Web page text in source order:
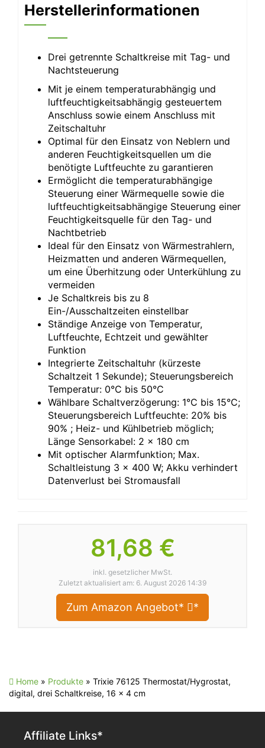
Herstellerinformationen
Drei getrennte Schaltkreise mit Tag- und
Nachtsteuerung
Mit je einem temperaturabhängig und
luftfeuchtigkeitsabhängig gesteuertem
Anschluss sowie einem Anschluss mit
Zeitschaltuhr
Optimal für den Einsatz von Neblern und
anderen Feuchtigkeitsquellen um die
benötigte Luftfeuchte zu garantieren
Ermöglicht die temperaturabhängige
Steuerung einer Wärmequelle sowie die
luftfeuchtigkeitsabhängige Steuerung einer
Feuchtigkeitsquelle für den Tag- und
Nachtbetrieb
Ideal für den Einsatz von Wärmestrahlern,
Heizmatten und anderen Wärmequellen,
um eine Überhitzung oder Unterkühlung zu
vermeiden
Je Schaltkreis bis zu 8
Ein-/Ausschaltzeiten einstellbar
Ständige Anzeige von Temperatur,
Luftfeuchte, Echtzeit und gewählter
Funktion
Integrierte Zeitschaltuhr (kürzeste
Schaltzeit 1 Sekunde); Steuerungsbereich
Temperatur: 0°C bis 50°C
Wählbare Schaltverzögerung: 1°C bis 15°C;
Steuerungsbereich Luftfeuchte: 20% bis
90% ; Heiz- und Kühlbetrieb möglich;
Länge Sensorkabel: 2 × 180 cm
Mit optischer Alarmfunktion; Max.
Schaltleistung 3 × 400 W; Akku verhindert
Datenverlust bei Stromausfall
81,68 €
inkl. gesetzlicher MwSt.
Zuletzt aktualisiert am: 6. August 2026 14:39
Zum Amazon Angebot* *
Home » Produkte » Trixie 76125 Thermostat/Hygrostat,
digital, drei Schaltkreise, 16 × 4 cm
Affiliate Links*